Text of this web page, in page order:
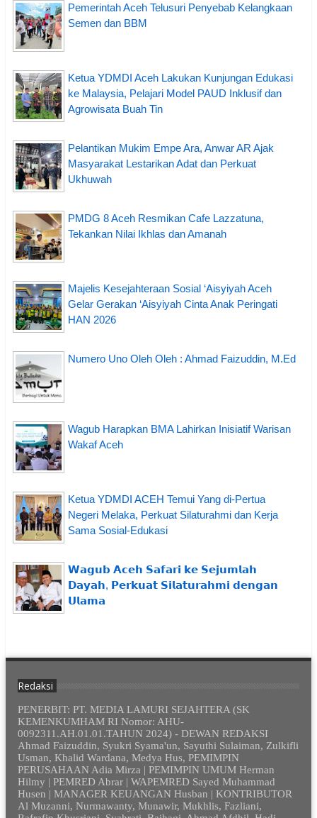
Pemerintah Aceh Telusuri Penyebab Kelangkaan
Semen dan BBM
Ketua YDMDI Aceh Lakukan Kunjungan Edukasi
ke Malaysia, Pelajari Model PAUD Inklusif dan
Agrowisata Buah Tin
Pelantikan Mukim Empe Ara, Anwar AR Ajak
Masyarakat Lestarikan Adat dan Perkuat
Ukhuwah
PMDG 8 Aceh Resmikan Cafe Lazzatuna,
Tekankan Nilai Ikhlas dan Amanah
Majelis Kesejahteraan Sosial ‘Aisyiyah Aceh
Gelar Gerakan ‘Aisyiyah Cinta Anak Peringati
HAN 2026
Numero Uno Oleh Oleh : Ahmad Faizuddin, M.Ed
Wagub Harapkan BMA Lahirkan Inisiatif Warisan
Wakaf Aceh
Ketua YDMDI ACEH Temui Yang di-Pertua
Negeri Melaka, Perkuat Silaturahmi dan Kerja
Sama Sosial-Edukasi
𝗪𝗮𝗴𝘂𝗯 𝗔𝗰𝗲𝗵 𝗦𝗮𝗳𝗮𝗿𝗶 𝗸𝗲 𝗦𝗲𝗷𝘂𝗺𝗹𝗮𝗵
𝗗𝗮𝘆𝗮𝗵, 𝗣𝗲𝗿𝗸𝘂𝗮𝘁 𝗦𝗶𝗹𝗮𝘁𝘂𝗿𝗮𝗵𝗺𝗶 𝗱𝗲𝗻𝗴𝗮𝗻
𝗨𝗹𝗮𝗺𝗮
Redaksi
PENERBIT: PT. MEDIA LAMURI SEJAHTERA (SK
KEMENKUMHAM RI Nomor: AHU-
0092311.AH.01.01.TAHUN 2024) - DEWAN REDAKSI
Ahmad Faizuddin, Syukri Syama'un, Sayuthi Sulaiman, Zulkifli
Usman, Khalid Wardana, Medya Hus, PEMIMPIN
PERUSAHAAN Adia Mirza | PEMIMPIN UMUM Herman
Hilmy | PEMRED Abrar | WAPEMRED Sayed Muhammad
Husen | MANAGER KEUANGAN Husban | KONTRIBUTOR
Al Muzanni, Nurmawanty, Munawir, Mukhlis, Fazliani,